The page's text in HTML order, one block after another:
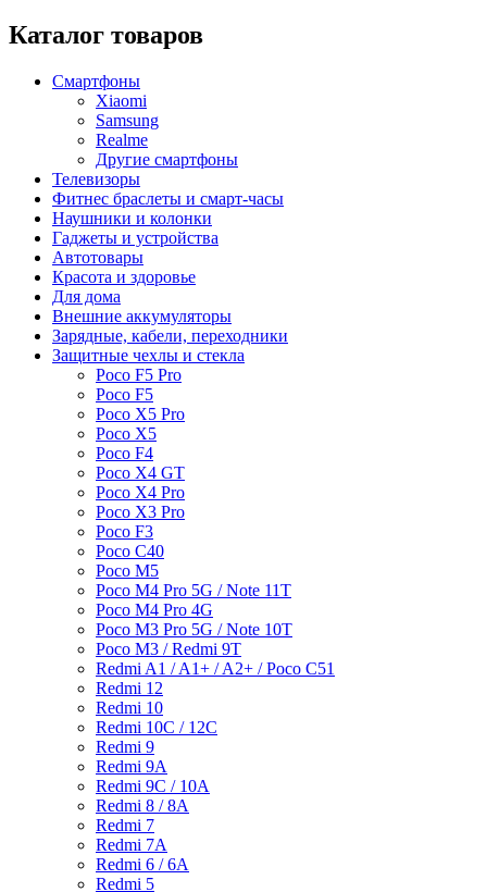
Каталог товаров
Смартфоны
Xiaomi
Samsung
Realme
Другие смартфоны
Телевизоры
Фитнес браслеты и смарт-часы
Наушники и колонки
Гаджеты и устройства
Автотовары
Красота и здоровье
Для дома
Внешние аккумуляторы
Зарядные, кабели, переходники
Защитные чехлы и стекла
Poco F5 Pro
Poco F5
Poco X5 Pro
Poco X5
Poco F4
Poco X4 GT
Poco X4 Pro
Poco X3 Pro
Poco F3
Poco C40
Poco M5
Poco M4 Pro 5G / Note 11T
Poco M4 Pro 4G
Poco M3 Pro 5G / Note 10T
Poco M3 / Redmi 9T
Redmi A1 / A1+ / A2+ / Poco C51
Redmi 12
Redmi 10
Redmi 10C / 12C
Redmi 9
Redmi 9A
Redmi 9C / 10A
Redmi 8 / 8A
Redmi 7
Redmi 7A
Redmi 6 / 6A
Redmi 5